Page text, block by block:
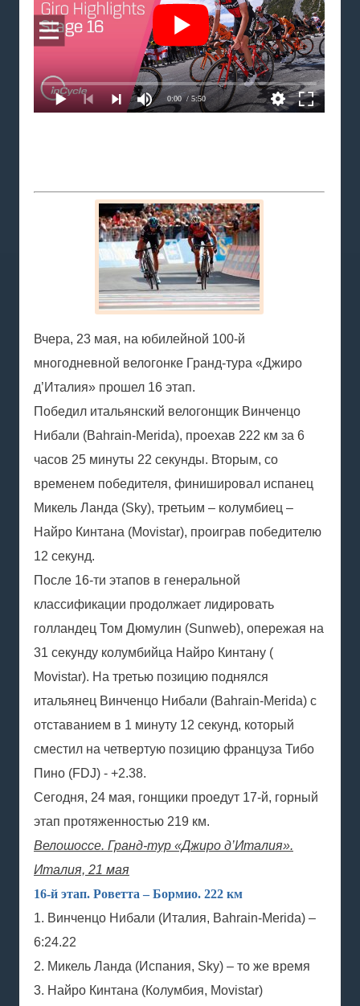
0:00 / 5:50
Вчера, 23 мая, на юбилейной 100-й
многодневной велогонке Гранд-тура «Джиро
д’Италия» прошел 16 этап.
Победил итальянский велогонщик Винченцо
Нибали (Bahrain-Merida), проехав 222 км за 6
часов 25 минуты 22 секунды. Вторым, со
временем победителя, финишировал испанец
Микель Ланда (Sky), третьим – колумбиец –
Найро Кинтана (Movistar), проиграв победителю
12 секунд.
После 16-ти этапов в генеральной
классификации продолжает лидировать
голландец Том Дюмулин (Sunweb), опережая на
31 секунду колумбийца Найро Кинтану (
Movistar). На третью позицию поднялся
итальянец Винченцо Нибали (Bahrain-Merida) с
отставанием в 1 минуту 12 секунд, который
сместил на четвертую позицию француза Тибо
Пино (FDJ) - +2.38.
Сегодня, 24 мая, гонщики проедут 17-й, горный
этап протяженностью 219 км.
Велошоссе. Гранд-тур «Джиро д’Италия».
Италия, 21 мая
16-й этап. Роветта – Бормио. 222 км
1. Винченцо Нибали (Италия, Bahrain-Merida) –
6:24.22
2. Микель Ланда (Испания, Sky) – то же время
3. Найро Кинтана (Колумбия, Movistar)